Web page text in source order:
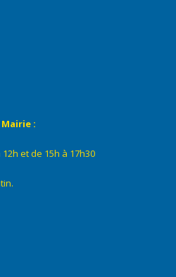
:
et de 15h à 17h30